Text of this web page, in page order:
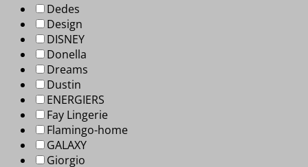
Dedes
Design
DISNEY
Donella
Dreams
Dustin
ENERGIERS
Fay Lingerie
Flamingo-home
GALAXY
Giorgio